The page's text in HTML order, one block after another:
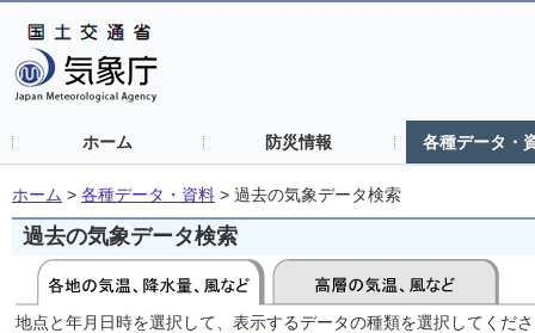
ホーム 防災情報 各種データ・
ホーム > 各種データ・資料 > 過去の気象データ検索
過去の気象データ検索
地点と年月日時を選択して、表示するデータの種類を選択してくだ